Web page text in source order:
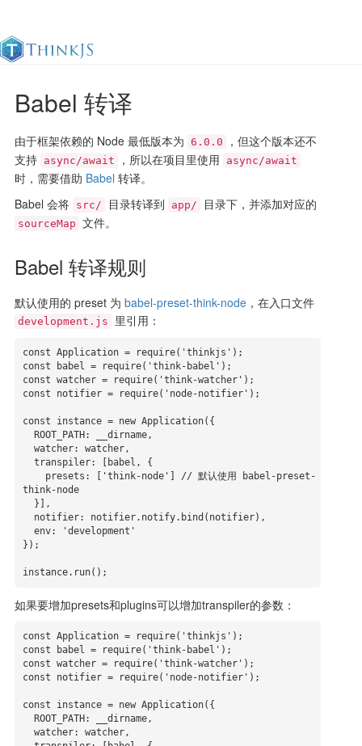
官方文档 更新日志
Babel 转译
由于框架依赖的 Node 最低版本为 6.0.0
，但这个版本还不
支持 async/await ，所以在项目里使用 async/await
时，需要借助 Babel 转译。
Babel 会将 src/ 目录转译到 app/ 目录下，并添加对应的
sourceMap 文件。
Babel 转译规则
默认使用的 preset 为 babel-preset-think-node，在入口文件
development.js 里引用：
const Application = require('thinkjs');
const babel = require('think-babel');
const watcher = require('think-watcher');
const notifier = require('node-notifier');
const instance = new Application({
think-node
});
如果要增加presets和plugins可以增加transpiler的参数：
const Application = require('thinkjs');
const babel = require('think-babel');
const watcher = require('think-watcher');
const notifier = require('node-notifier');
const instance = new Application({